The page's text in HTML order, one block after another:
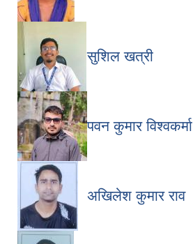
सुशिल खत्री
पवन कुमार विश्वकर्मा
अखिलेश कुमार राव